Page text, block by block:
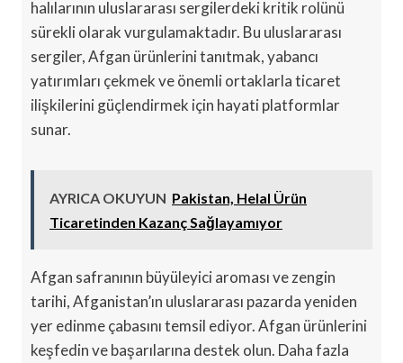
halılarının uluslararası sergilerdeki kritik rolünü
sürekli olarak vurgulamaktadır. Bu uluslararası
sergiler, Afgan ürünlerini tanıtmak, yabancı
yatırımları çekmek ve önemli ortaklarla ticaret
ilişkilerini güçlendirmek için hayati platformlar
sunar.
AYRICA OKUYUN Pakistan, Helal Ürün
Ticaretinden Kazanç Sağlayamıyor
Afgan safranının büyüleyici aroması ve zengin
tarihi, Afganistan’ın uluslararası pazarda yeniden
yer edinme çabasını temsil ediyor. Afgan ürünlerini
keşfedin ve başarılarına destek olun. Daha fazla